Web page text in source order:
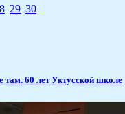
29 30
там. 60 лет Уктусской школе